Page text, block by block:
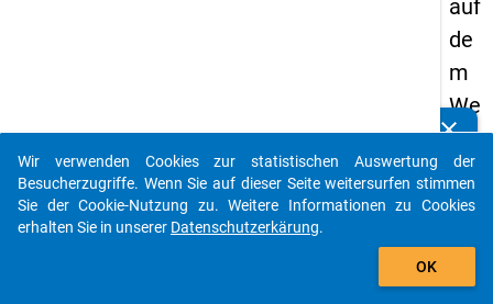
auf
de
m
We
g
zur
Pro
clear
Kennen Sie Publikationen, die auf Basis unserer
Datenpakete entstanden sind? Dann teilen Sie uns diese
bitte mit...
auto_stories
Wir verwenden Cookies zur statistischen Auswertung der
Besucherzugriffe. Wenn Sie auf dieser Seite weitersurfen stimmen
Sie der Cookie-Nutzung zu. Weitere Informationen zu Cookies
erhalten Sie in unserer Datenschutzerkärung.
OK